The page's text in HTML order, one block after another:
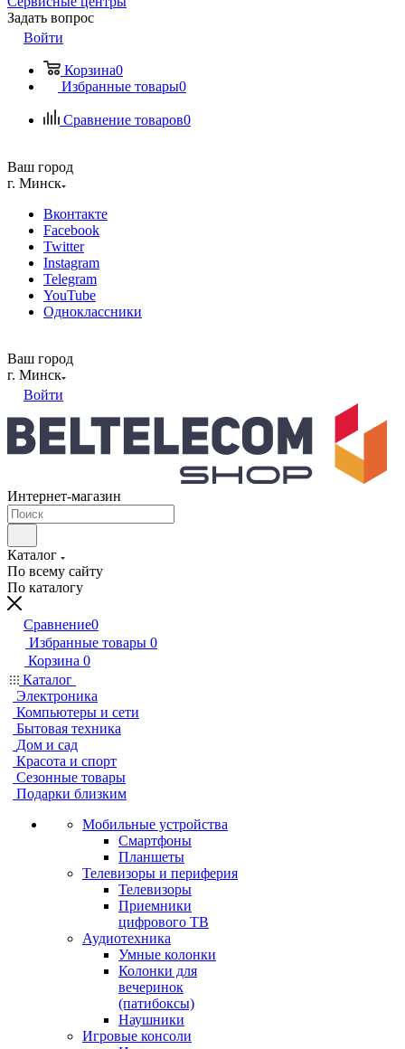
Задать вопрос
Войти
Корзина0
Избранные товары0
Сравнение товаров0
Ваш город
г. Минск
Вконтакте
Facebook
Twitter
Instagram
Telegram
YouTube
Одноклассники
Ваш город
г. Минск
Войти
Интернет-магазин
Каталог
По всему сайту
По каталогу
Сравнение0
Избранные товары 0
Корзина 0
Каталог
Электроника
Компьютеры и сети
Бытовая техника
Дом и сад
Красота и спорт
Сезонные товары
Подарки близким
Мобильные устройства
Смартфоны
Планшеты
Телевизоры и периферия
Телевизоры
Приемники
цифрового ТВ
Аудиотехника
Умные колонки
Колонки для
вечеринок
(патибоксы)
Наушники
Игровые консоли